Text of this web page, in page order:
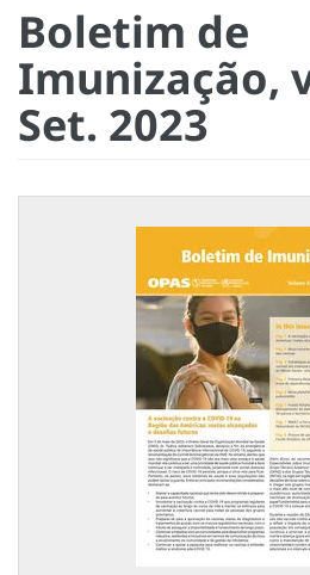
Boletim de
Imunização,
Set. 2023